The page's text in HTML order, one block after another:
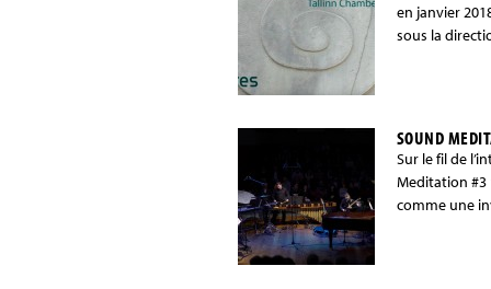
en janvier
sous la
SOUND
Sur le fil de
Meditation #3
comme une